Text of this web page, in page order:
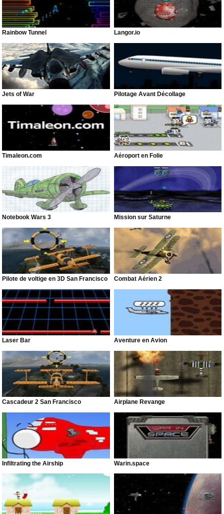
Rainbow Tunnel Langor.io
Jets of War Pilotage Avant Décollage
Timaleon.com Aéroport en Folie
Notebook Wars 3 Mission sur Saturne
Pilote de voltige en 3D San Francisco Combat Aérien 2
Laser Bar Aventure en Avion
Cascadeur 2 San Francisco Airplane Revange
Infiltrating the Airship Warin.space